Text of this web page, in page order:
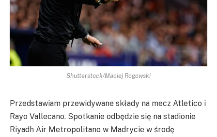
Shutterstock/Maciej Rogowski
Przedstawiam przewidywane składy na mecz Atletico i
Rayo Vallecano. Spotkanie odbędzie się na stadionie
Riyadh Air Metropolitano w Madrycie w środę